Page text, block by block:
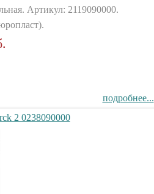
Артикул: 2119090000.
подробнее...
2 0238090000